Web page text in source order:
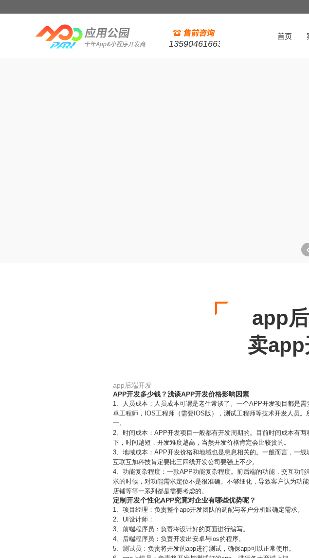
13590461663
首页
app
卖app
app后端开发
APP开发多少钱？浅谈APP开发价格影响因素
1、人员成本：人员成本可谓是老生常谈了。一个APP开发项目都是
卓工程师，IOS工程师（需要IOS版），测试工程师等技术开发人员
一。
2、时间成本：APP开发项目一般都有开发周期的。目前时间成本有
下，时间越短，开发难度越高，当然开发价格肯定会比较贵的。
3、地域成本：APP开发价格和地域也是息息相关的。一般而言，一
互联互加科技肯定要比三四线开发公司要强上不少。
4、功能复杂程度：一款APP功能复杂程度。前后端的功能，交互功
求的时候，对功能需求定位不是很准确。不够细化，导致客户认为功
店铺等等一系列都是需要考虑的。
定制开发个性化APP究竟对企业有哪些优势呢？
1、项目经理：负责整个app开发团队的调配与客户分析跟确定需求。
2、UI设计师：
3、前端程序员：负责将设计好的页面进行编写。
4、后端程序员：负责开发出安卓与ios的程序。
5、测试员：负责将开发的app进行测试，确保app可以正常使用。